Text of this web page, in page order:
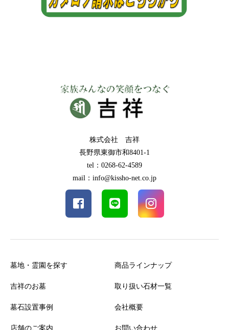
株式会社 吉祥
長野県東御市和8401-1
tel：0268-62-4589
mail：info@kissho-net.co.jp
墓地・霊園を探す
吉祥のお墓
墓石設置事例
店舗のご案内
商品ラインナップ
取り扱い石材一覧
会社概要
お問い合わせ